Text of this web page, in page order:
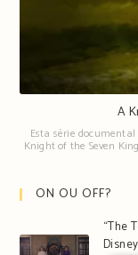
A
Esta série
Knight of the Seven
ON OU OFF?
“The